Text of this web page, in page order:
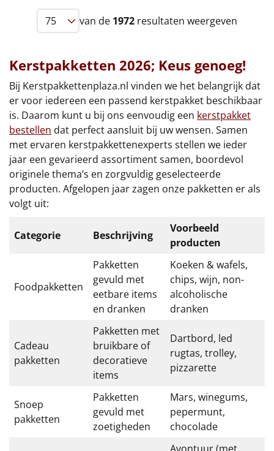
NIEUW
Tas
Wake up light
NIEUW
Borrelplank
Warmtekussen
NIEUW
Slowcooker
Noodradio NIEUW
Deken (fleece plaid)
Alle artikelen
Ideeën
Doe het zelf
Sinterklaaspakketten
van de 1972 resultaten weergeven
Kerstpakketten 2026; Keus genoeg!
Bij Kerstpakkettenplaza.nl vinden we het belangrijk dat
er voor iedereen een passend kerstpakket beschikbaar
is. Daarom kunt u bij ons eenvoudig een kerstpakket
bestellen dat perfect aansluit bij uw wensen. Samen
met ervaren kerstpakkettenexperts stellen we ieder
jaar een gevarieerd assortiment samen, boordevol
originele thema’s en zorgvuldig geselecteerde
producten. Afgelopen jaar zagen onze pakketten er als
volgt uit:
Categorie Beschrijving
Voorbeeld
producten
Foodpakketten
Pakketten
gevuld met
eetbare items
en dranken
Koeken & wafels,
chips, wijn, non-
alcoholische
dranken
Cadeau
pakketten
Pakketten met
bruikbare of
decoratieve
items
Dartbord, led
rugtas, trolley,
pizzarette
Snoep
pakketten
Pakketten
gevuld met
zoetigheden
Mars, winegums,
pepermunt,
chocolade